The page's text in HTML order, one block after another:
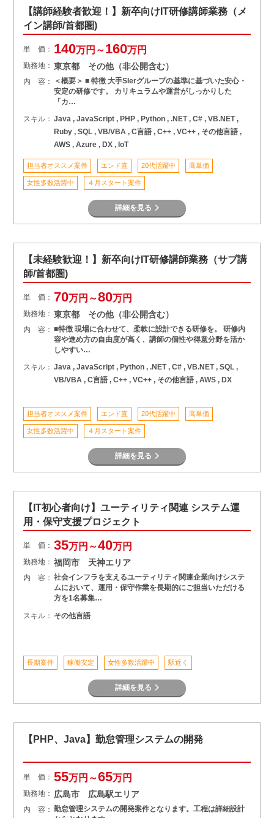
【講師経験者歓迎！】新卒向けIT研修講師業務（メ
イン講師/首都圏)
単 価： 140万円～160万円
勤務地： 東京都 その他（非公開含む）
内 容：
＜概要＞ ■ 特徴 大手SIerグループの基準に基づいた安心・
安定の研修です。 カリキュラムや運営がしっかりした
「カ…
スキル： Java , JavaScript , PHP , Python , .NET , C# , VB.NET ,
Ruby , SQL , VB/VBA , C言語 , C++ , VC++ , その他言語 ,
AWS , Azure , DX , IoT
担当者オススメ案件 エンド直 20代活躍中 高単価
女性多数活躍中 ４月スタート案件
詳細を見る
【未経験歓迎！】新卒向けIT研修講師業務（サブ講
師/首都圏)
単 価： 70万円～80万円
勤務地： 東京都 その他（非公開含む）
内 容： ■特徴 現場に合わせて、柔軟に設計できる研修を。 研修内
容や進め方の自由度が高く、講師の個性や得意分野を活か
しやすい…
スキル： Java , JavaScript , Python , .NET , C# , VB.NET , SQL ,
VB/VBA , C言語 , C++ , VC++ , その他言語 , AWS , DX
担当者オススメ案件 エンド直 20代活躍中 高単価
女性多数活躍中 ４月スタート案件
詳細を見る
【IT初心者向け】ユーティリティ関連 システム運
用・保守支援プロジェクト
単 価： 35万円～40万円
勤務地： 福岡市 天神エリア
内 容： 社会インフラを支えるユーティリティ関連企業向けシステ
ムにおいて、運用・保守作業を長期的にご担当いただける
方を1名募集…
スキル： その他言語
長期案件 稼働安定 女性多数活躍中 駅近く
詳細を見る
【PHP、Java】勤怠管理システムの開発
単 価： 55万円～65万円
勤務地： 広島市 広島駅エリア
内 容： 勤怠管理システムの開発案件となります。工程は詳細設計